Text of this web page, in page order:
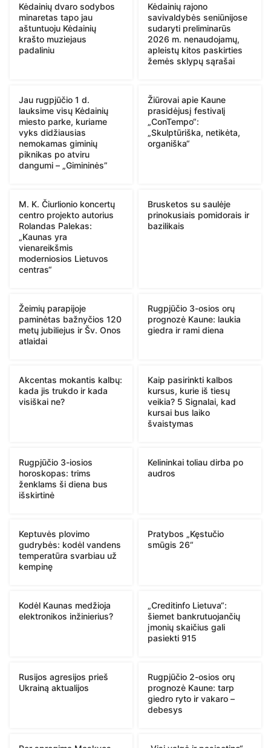
Kėdainių dvaro sodybos
minaretas tapo jau
aštuntuoju Kėdainių
krašto muziejaus
padaliniu
Kėdainių rajono
savivaldybės seniūnijose
sudaryti preliminarūs
2026 m. nenaudojamų,
apleistų kitos paskirties
žemės sklypų sąrašai
Jau rugpjūčio 1 d.
lauksime visų Kėdainių
miesto parke, kuriame
vyks didžiausias
nemokamas giminių
piknikas po atviru
dangumi – „Gimininės”
Žiūrovai apie Kaune
prasidėjusį festivalį
„ConTempo“:
„Skulptūriška, netikėta,
organiška“
M. K. Čiurlionio koncertų
centro projekto autorius
Rolandas Palekas:
„Kaunas yra
vienareikšmis
moderniosios Lietuvos
centras“
Brusketos su saulėje
prinokusiais pomidorais ir
bazilikais
Žeimių parapijoje
paminėtas bažnyčios 120
metų jubiliejus ir Šv. Onos
atlaidai
Rugpjūčio 3-osios orų
prognozė Kaune: laukia
giedra ir rami diena
Akcentas mokantis kalbų:
kada jis trukdo ir kada
visiškai ne?
Kaip pasirinkti kalbos
kursus, kurie iš tiesų
veikia? 5 Signalai, kad
kursai bus laiko
švaistymas
Rugpjūčio 3-iosios
horoskopas: trims
ženklams ši diena bus
išskirtinė
Kelininkai toliau dirba po
audros
Keptuvės plovimo
gudrybės: kodėl vandens
temperatūra svarbiau už
kempinę
Pratybos „Kęstučio
smūgis 26“
Kodėl Kaunas medžioja
elektronikos inžinierius?
„Creditinfo Lietuva“:
šiemet bankrutuojančių
įmonių skaičius gali
pasiekti 915
Rusijos agresijos prieš
Ukrainą aktualijos
Rugpjūčio 2-osios orų
prognozė Kaune: tarp
giedro ryto ir vakaro –
debesys